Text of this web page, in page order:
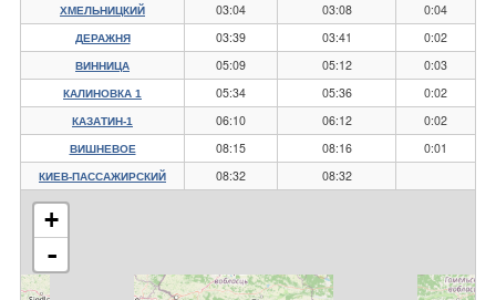
ХМЕЛЬНИЦКИЙ 03:04 03:08 0:04
ДЕРАЖНЯ 03:39 03:41 0:02
ВИННИЦА 05:09 05:12 0:03
КАЛИНОВКА 1 05:34 05:36 0:02
КАЗАТИН-1 06:10 06:12 0:02
ВИШНЕВОЕ 08:15 08:16 0:01
КИЕВ-ПАССАЖИРСКИЙ 08:32 08:32
+
-